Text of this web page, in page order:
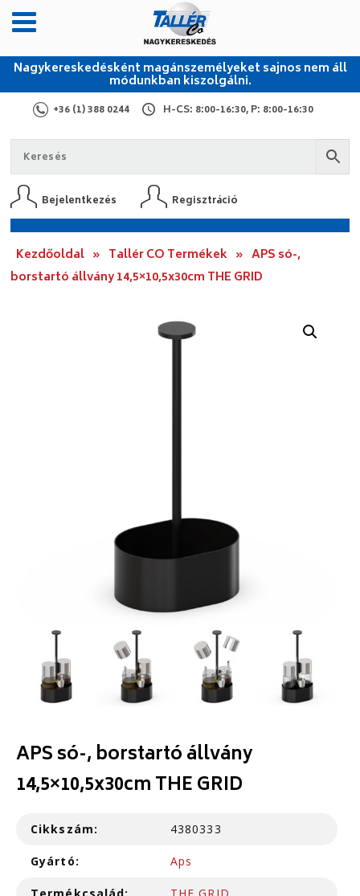
Nagykereskedésként magánszemélyeket sajnos nem áll
módunkban kiszolgálni.
+36 (1) 388 0244 H-CS: 8:00-16:30, P: 8:00-16:30
Bejelentkezés Regisztráció
Kezdőoldal » Tallér CO Termékek » APS só-,
borstartó állvány 14,5×10,5x30cm THE GRID
APS só-, borstartó állvány
14,5×10,5x30cm THE GRID
Cikkszám: 4380333
Gyártó: Aps